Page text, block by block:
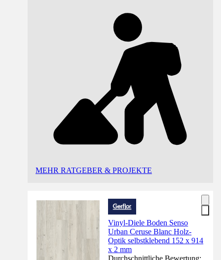
MEHR RATGEBER & PROJEKTE
Vinyl-Diele Boden Senso
Urban Ceruse Blanc Holz-
Optik selbstklebend 152 x 914
x 2 mm
Durchschnittliche Bewertung: